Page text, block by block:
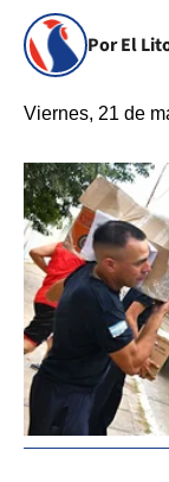
Por El
Viernes, 21 de